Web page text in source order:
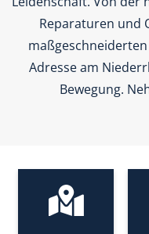
Reparaturen und
Adresse am
Bewegung.